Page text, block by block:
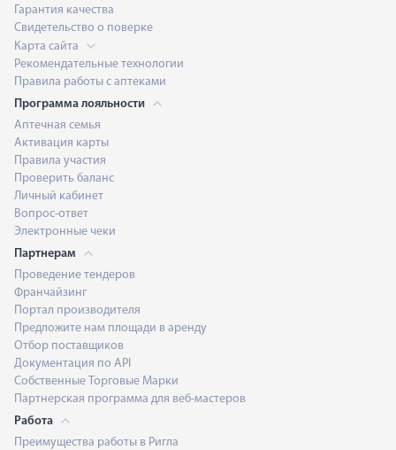
Гарантия качества
Свидетельство о поверке
Карта сайта
Рекомендательные технологии
Правила работы с аптеками
Программа лояльности
Аптечная семья
Активация карты
Правила участия
Проверить баланс
Личный кабинет
Вопрос-ответ
Электронные чеки
Партнерам
Проведение тендеров
Франчайзинг
Портал производителя
Предложите нам площади в аренду
Отбор поставщиков
Документация по API
Собственные Торговые Марки
Партнерская программа для веб-мастеров
Работа
Преимущества работы в Ригла